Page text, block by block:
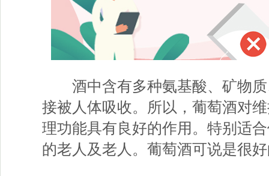
酒中含有多种氨基酸、矿物质
接被人体吸收。所以，葡萄酒对
理功能具有良好的作用。特别适
的老人及老人。葡萄酒可说是很